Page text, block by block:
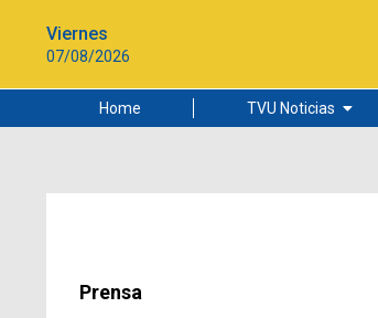
Viernes
07/08/2026
Home TVU Noticias
Ciudad
Prensa